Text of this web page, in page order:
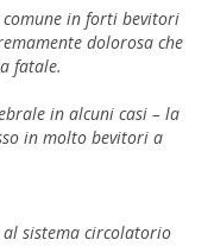
in forti bevitori
dolorosa che
fatale.
in alcuni casi – la
in molto bevitori a
sistema circolatorio